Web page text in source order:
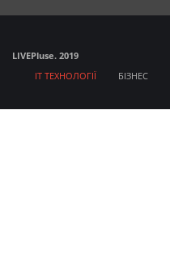
LIVEPluse. 2019
IT ТЕХНОЛОГІЇ
БІЗНЕС